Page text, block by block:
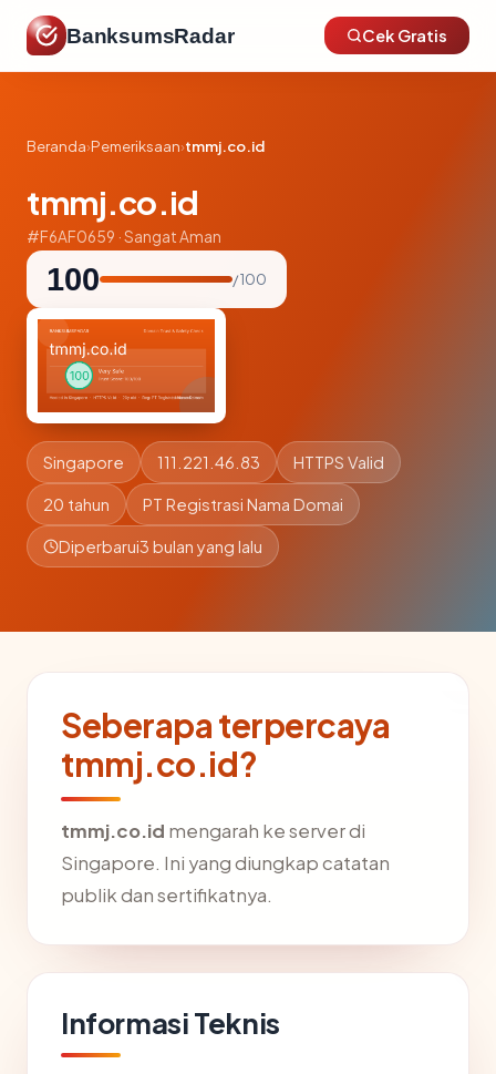
BanksumsRadar Cek Gratis
Beranda›Pemeriksaan›tmmj.co.id
tmmj.co.id
#F6AF0659 · Sangat Aman
100 / 100
Singapore 111.221.46.83 HTTPS Valid
20 tahun PT Registrasi Nama Domai
Diperbarui3 bulan yang lalu
Seberapa terpercaya
tmmj.co.id?
tmmj.co.id mengarah ke server di
Singapore. Ini yang diungkap catatan
publik dan sertifikatnya.
Informasi Teknis